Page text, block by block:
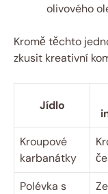
olivového
Kromě těchto
zkusit kreativní
Jídlo
Kroupové
karbanátky
Polévka s